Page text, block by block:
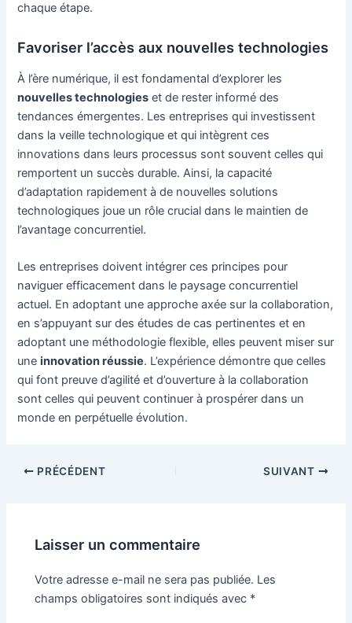
chaque étape.
Favoriser l’accès aux nouvelles technologies
À l’ère numérique, il est fondamental d’explorer les
nouvelles technologies et de rester informé des
tendances émergentes. Les entreprises qui investissent
dans la veille technologique et qui intègrent ces
innovations dans leurs processus sont souvent celles qui
remportent un succès durable. Ainsi, la capacité
d’adaptation rapidement à de nouvelles solutions
technologiques joue un rôle crucial dans le maintien de
l’avantage concurrentiel.
Les entreprises doivent intégrer ces principes pour
naviguer efficacement dans le paysage concurrentiel
actuel. En adoptant une approche axée sur la collaboration,
en s’appuyant sur des études de cas pertinentes et en
adoptant une méthodologie flexible, elles peuvent miser sur
uneinnovation réussie. L’expérience démontre que celles
qui font preuve d’agilité et d’ouverture à la collaboration
sont celles qui peuvent continuer à prospérer dans un
monde en perpétuelle évolution.
NavigationPRÉCÉDENT SUIVANT
Laisser un commentaire
Votre adresse e-mail ne sera pas publiée. Les
champs obligatoires sont indiqués avec *